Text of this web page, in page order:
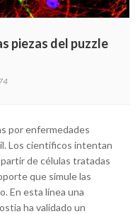
piezas del puzzle
por enfermedades
Los científicos intentan
de células tratadas
que simule las
En esta línea una
ha validado un